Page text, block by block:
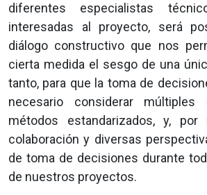
diferentes especialistas
interesadas al proyecto, será
diálogo constructivo que nos
cierta medida el sesgo de una
tanto, para que la toma de
necesario considerar múltiples
métodos estandarizados, y,
colaboración y diversas
de toma de decisiones durante
de nuestros proyectos.